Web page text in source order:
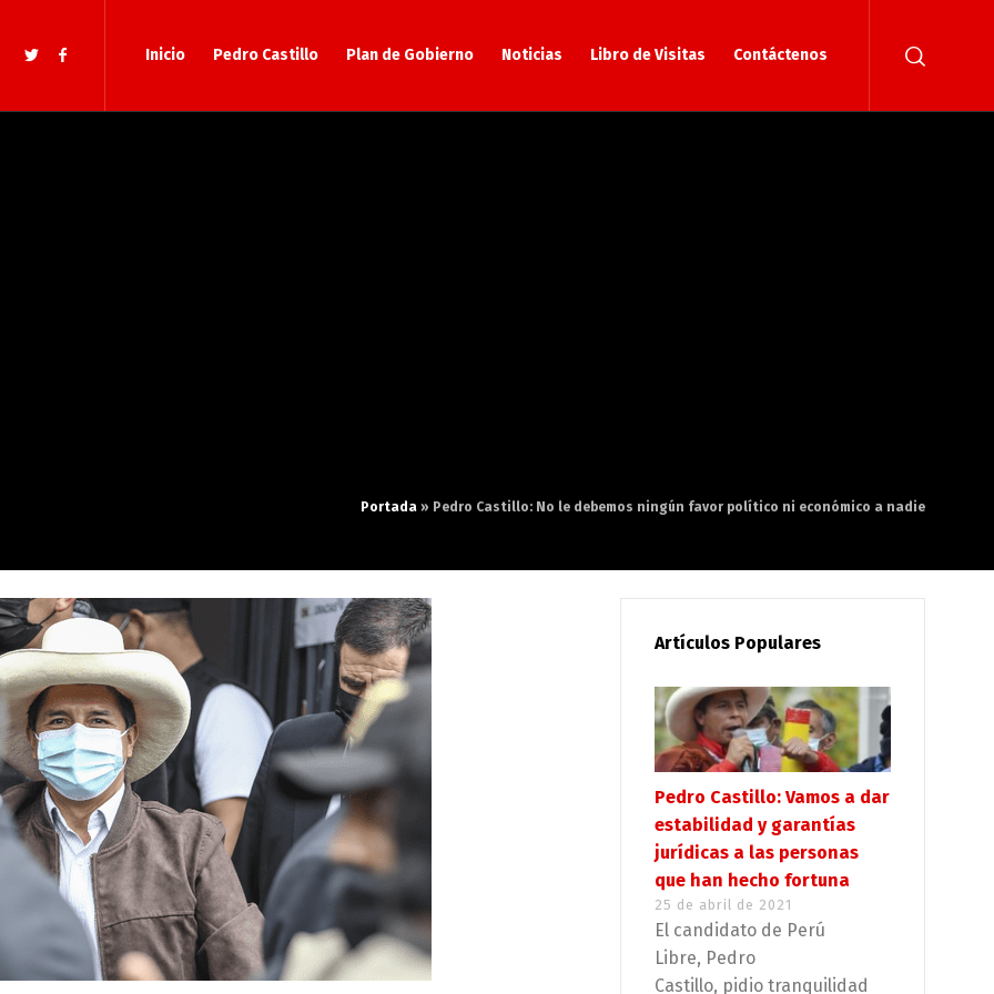
Inicio Pedro Castillo Plan de Gobierno Noticias Libro de Visitas Contáctenos
Portada » Pedro Castillo: No le debemos ningún favor político ni económico a nadie
Artículos Populares
Pedro Castillo: Vamos a dar
estabilidad y garantías
jurídicas a las personas
que han hecho fortuna
25 de abril de 2021
El candidato de Perú
Libre, Pedro
Castillo, pidio tranquilidad